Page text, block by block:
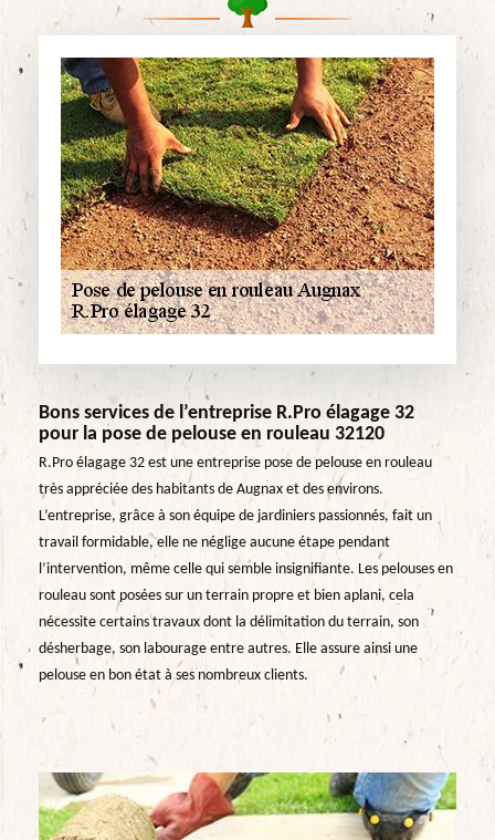
Bons services de l’entreprise R.Pro élagage 32
pour la pose de pelouse en rouleau 32120
R.Pro élagage 32 est une entreprise pose de pelouse en rouleau
très appréciée des habitants de Augnax et des environs.
L’entreprise, grâce à son équipe de jardiniers passionnés, fait un
travail formidable, elle ne néglige aucune étape pendant
l’intervention, même celle qui semble insignifiante. Les pelouses en
rouleau sont posées sur un terrain propre et bien aplani, cela
nécessite certains travaux dont la délimitation du terrain, son
désherbage, son labourage entre autres. Elle assure ainsi une
pelouse en bon état à ses nombreux clients.